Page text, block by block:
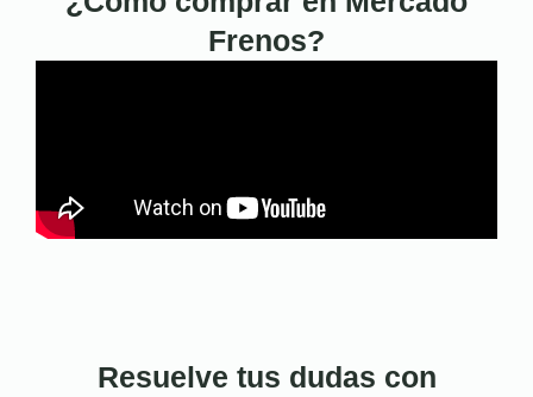
Frenos?
Resuelve tus dudas con